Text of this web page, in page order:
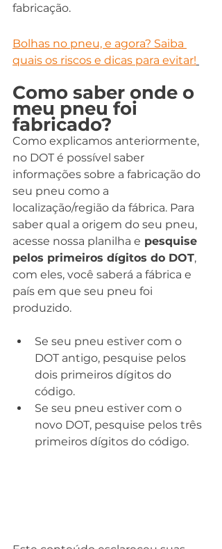
fabricação.
Bolhas no pneu, e agora? Saiba
quais os riscos e dicas para evitar!
Como saber onde o
meu pneu foi
fabricado?
Como explicamos anteriormente,
no DOT é possível saber
informações sobre a fabricação do
seu pneu como a
localização/região da fábrica. Para
saber qual a origem do seu pneu,
acesse nossa planilha e pesquise
pelos primeiros dígitos do DOT,
com eles, você saberá a fábrica e
país em que seu pneu foi
produzido.
Se seu pneu estiver com o
DOT antigo, pesquise pelos
dois primeiros dígitos do
código.
Se seu pneu estiver com o
novo DOT, pesquise pelos três
primeiros dígitos do código.